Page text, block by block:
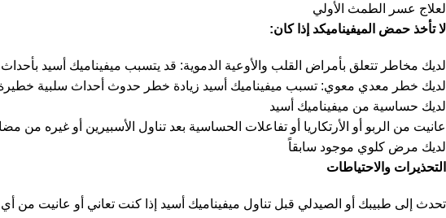
لعلاج عسر الطمث الأولي
لا تأخذ حمض الميفيناميكد إذا كان:
لديك مخاطر تتعلق بأمراض القلب والأوعية الدموية: قد يتسبب ميفيناميك أسيد
لديك خطر معدي معوي: تسبب ميفيناميك أسيد زيادة خطر حدوث أحداث سلبية خطيرة في
لديك حساسية من ميفيناميك أسيد
عانيت من الربو أو الأرتكاريا أو تفاعلات الحساسية بعد تناول الأسبيرين أو غيره من
لديك مرض كلوي موجود سابقاً
التحذيرات والاحتياطات
تحدث إلى طبيبك أو الصيدلي قبل تناول ميفيناميك أسيد إذا كنت تعاني أو عانيت من